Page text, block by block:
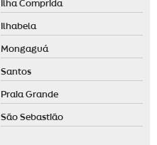
Ilha Comprida
Ilhabela
Mongaguá
Santos
Praia Grande
São Sebastião